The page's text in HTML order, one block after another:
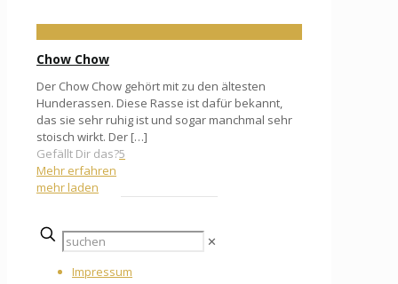
Chow Chow
Der Chow Chow gehört mit zu den ältesten
Hunderassen. Diese Rasse ist dafür bekannt,
das sie sehr ruhig ist und sogar manchmal sehr
stoisch wirkt. Der […]
Gefällt Dir das?5
Mehr erfahren
mehr laden
✕
Impressum